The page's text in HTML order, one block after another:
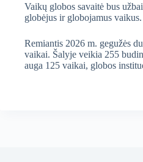
Vaikų globos savaitė bus
globėjus ir globojamus
Remiantis 2026 m. gegužės
vaikai. Šalyje veikia 255
auga 125 vaikai, globos